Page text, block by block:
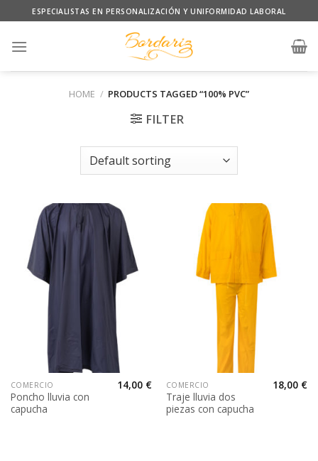
to
content
ESPECIALISTAS EN PERSONALIZACIÓN Y UNIFORMIDAD LABORAL
HOME / PRODUCTS TAGGED “100% PVC”
FILTER
COMERCIO
Poncho lluvia con
capucha
14,00 € COMERCIO
Traje lluvia dos
piezas con capucha
18,00 €